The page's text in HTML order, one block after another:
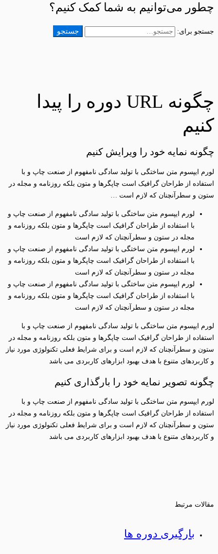
چطور می‌توانیم به شما کمک کنیم؟
جستجو برای: جستجو
چگونه URL دوره را پیدا
کنیم
چگونه نمایه خود را ویرایش کنیم
لورم ایپسوم متن ساختگی با تولید سادگی نامفهوم از صنعت چاپ و با
استفاده از طراحان گرافیک است چاپگرها و متون بلکه روزنامه و مجله در
ستون و سطرآنچنان که لازم است …
لورم ایپسوم متن ساختگی با تولید سادگی نامفهوم از صنعت چاپ و
با استفاده از طراحان گرافیک است چاپگرها و متون بلکه روزنامه و
مجله در ستون و سطرآنچنان که لازم است
لورم ایپسوم متن ساختگی با تولید سادگی نامفهوم از صنعت چاپ و
با استفاده از طراحان گرافیک است چاپگرها و متون بلکه روزنامه و
مجله در ستون و سطرآنچنان که لازم است
لورم ایپسوم متن ساختگی با تولید سادگی نامفهوم از صنعت چاپ و
با استفاده از طراحان گرافیک است چاپگرها و متون بلکه روزنامه و
مجله در ستون و سطرآنچنان که لازم است
لورم ایپسوم متن ساختگی با تولید سادگی نامفهوم از صنعت چاپ و با
استفاده از طراحان گرافیک است چاپگرها و متون بلکه روزنامه و مجله در
ستون و سطرآنچنان که لازم است و برای شرایط فعلی تکنولوژی مورد نیاز
و کاربردهای متنوع با هدف بهبود ابزارهای کاربردی می باشد
چگونه تصویر نمایه خود را بارگذاری کنیم
لورم ایپسوم متن ساختگی با تولید سادگی نامفهوم از صنعت چاپ و با
استفاده از طراحان گرافیک است چاپگرها و متون بلکه روزنامه و مجله در
ستون و سطرآنچنان که لازم است و برای شرایط فعلی تکنولوژی مورد نیاز
و کاربردهای متنوع با هدف بهبود ابزارهای کاربردی می باشد
مقالات مرتبط
بارگیری دوره ها